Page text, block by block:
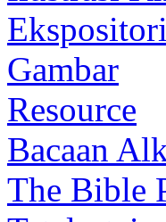
Ekspositori
Gambar
Resource
Bacaan
The Bible